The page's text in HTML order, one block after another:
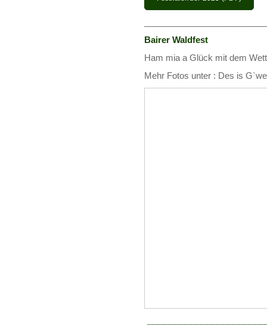
Bairer Waldfest
Ham mia a Glück mit dem
Mehr Fotos unter : Des is